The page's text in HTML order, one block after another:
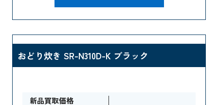
おどり炊き SR-N310D-K ブラック
新品買取価格